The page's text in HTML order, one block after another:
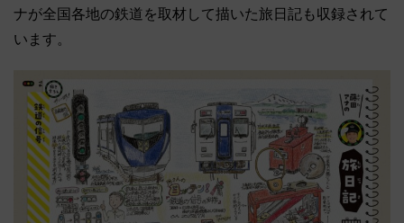
ナが全国各地の鉄道を取材して描いた旅日記も収録されて
います。